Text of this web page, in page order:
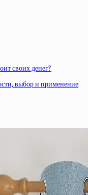
своих денег?
выбор и применение